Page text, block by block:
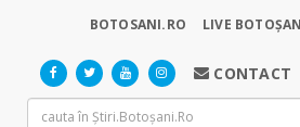
BOTOSANI.RO LIVE
CONTACT